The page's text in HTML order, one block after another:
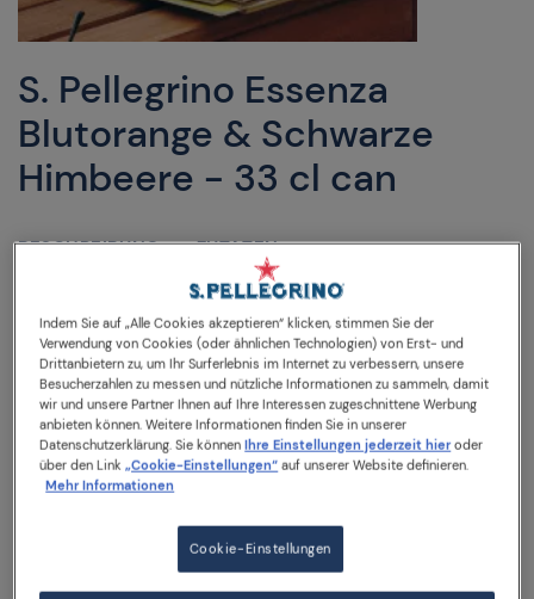
S. Pellegrino Essenza
Blutorange & Schwarze
Himbeere - 33 cl can
BESCHREIBUNG
ZUTATEN
NÄHRWERTTABELLE UND KALORIEN
Geniessen Sie die für S.Pellegrino Natürliches
Mineralwasser mit Kohlensäure charakteristische sanfte
Bläschen kombiniert mit einem Aroma feiner roter
Früchte, insbesondere den intensiven Noten von Kirsche
und Granatapfel. Es begleitet perfekt zwanglose Essen
und passt hervorragend zu geschmacklich kräftigen
Schokoladendesserts.
Indem Sie auf „Alle Cookies akzeptieren“ klicken, stimmen Sie der
Verwendung von Cookies (oder ähnlichen Technologien) von Erst- und
Drittanbietern zu, um Ihr Surferlebnis im Internet zu verbessern, unsere
Besucherzahlen zu messen und nützliche Informationen zu sammeln, damit
wir und unsere Partner Ihnen auf Ihre Interessen zugeschnittene Werbung
anbieten können. Weitere Informationen finden Sie in unserer
Datenschutzerklärung. Sie könnenIhre Einstellungen jederzeit hieroder
über den Link„Cookie-Einstellungen“ auf unserer Website definieren.
Mehr Informationen
Cookie-Einstellungen